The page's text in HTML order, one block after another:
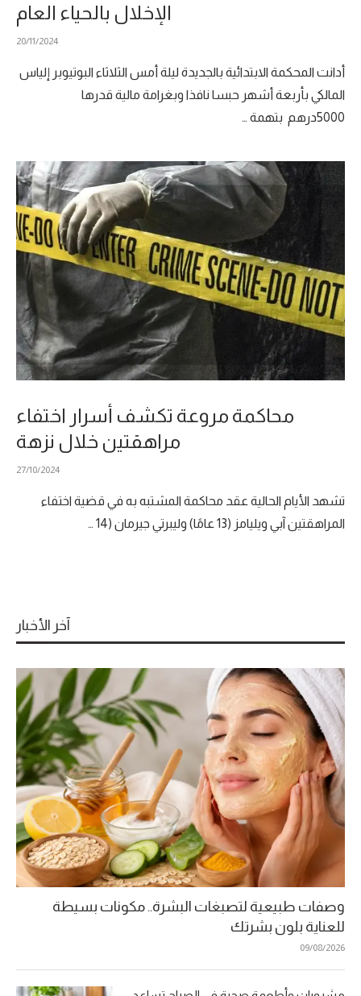
الإخلال بالحياء العام
20/11/2024
أدانت المحكمة الابتدائية بالجديدة ليلة أمس الثلاثاء البوتيوبر إلياس
المالكي بأربعة أشهر حبسا نافذا وبغرامة مالية قدرها
5000درهم بتهمة …
محاكمة مروعة تكشف أسرار اختفاء
مراهقتين خلال نزهة
27/10/2024
تشهد الأيام الحالية عقد محاكمة المشتبه به في قضية اختفاء
المراهقتين آبي ويليامز (13 عامًا) وليبرتي جيرمان (14 …
آخر الأخبار
وصفات طبيعية لتصبغات البشرة.. مكونات بسيطة
للعناية بلون بشرتك
09/08/2026